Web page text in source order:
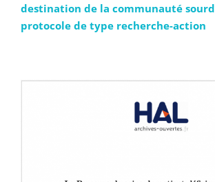
destination de la communauté
protocole de type recherche-action